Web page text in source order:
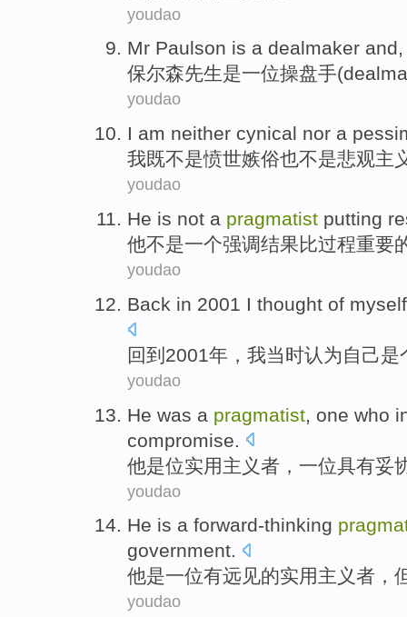
youdao
Mr Paulson is a dealmaker
保尔森先生是一位操盘手(
youdao
I am neither cynical nor a
我既不是愤世嫉俗也不是悲观主
youdao
He is not a pragmatist putting
他不是一个强调结果比过程重要
youdao
Back in 2001 I thought of myself
回到 2001年， 我当时认为 自己是
youdao
He was a pragmatist one who
compromise
他是位实用主义者 ， 一位具有妥
youdao
He is a forward-thinking
government.
他是一位有远见的实用主义者 ，
youdao